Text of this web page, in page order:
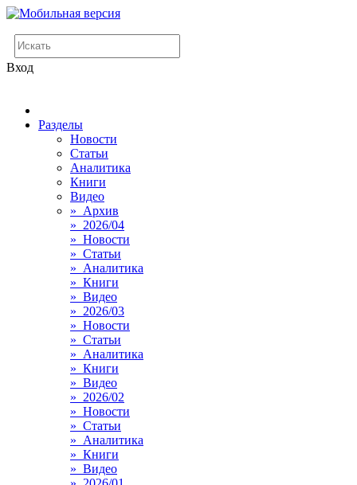
Вход
Разделы
Новости
Статьи
Аналитика
Книги
Видео
» Архив
» 2026/04
» Новости
» Статьи
» Аналитика
» Книги
» Видео
» 2026/03
» Новости
» Статьи
» Аналитика
» Книги
» Видео
» 2026/02
» Новости
» Статьи
» Аналитика
» Книги
» Видео